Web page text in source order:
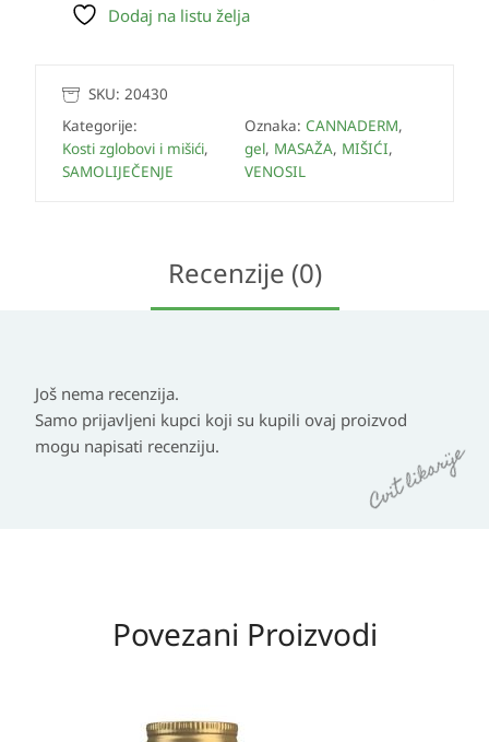
Dodaj na listu želja
SKU: 20430
Kategorije:
Kosti zglobovi i mišići,
SAMOLIJEČENJE
Oznaka: CANNADERM,
gel, MASAŽA, MIŠIĆI,
VENOSIL
Recenzije (0)
Još nema recenzija.
Samo prijavljeni kupci koji su kupili ovaj proizvod
mogu napisati recenziju.
Povezani Proizvodi